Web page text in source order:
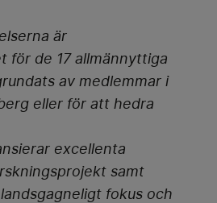
är
för de 17 allmännyttiga
av medlemmar i
eller för att hedra
excellenta
samt
fokus och